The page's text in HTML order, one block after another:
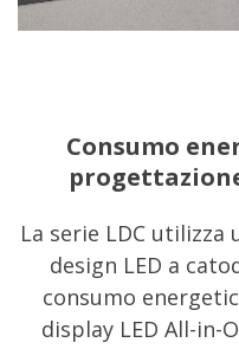
Consumo
La serie LDC
design LED a
consumo
display LED All-in-